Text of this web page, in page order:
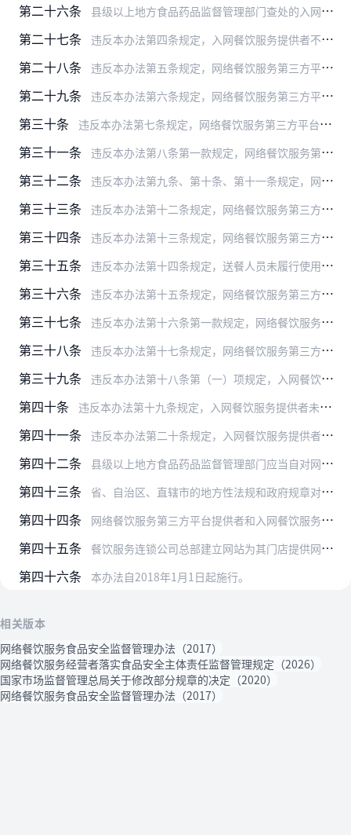
第二十六条 县级以上地方食品药品监督管理部门查处的入网餐饮服务提供者有严重违法行为的，应当通知网络餐饮服务第三方平台提供者，要求其立即停止对入网餐饮服务提供者提供网络交易平…
第二十七条 违反本办法第四条规定，入网餐饮服务提供者不具备实体经营门店，未依法取得食品经营许可证的，由县级以上地方食品药品监督管理部门依照食品安全法第一百二十二条的规定处罚…
第二十八条 违反本办法第五条规定，网络餐饮服务第三方平台提供者以及分支机构或者自建网站餐饮服务提供者未履行相应备案义务的，由县级以上地方食品药品监督管理部门责令改正，给予警…
第二十九条 违反本办法第六条规定，网络餐饮服务第三方平台提供者未按要求建立、执行并公开相关制度的，由县级以上地方食品药品监督管理部门责令改正，给予警告；拒不改正的，处500…
第三十条 违反本办法第七条规定，网络餐饮服务第三方平台提供者未设置专门的食品安全管理机构，配备专职食品安全管理人员，或者未按要求对食品安全管理人员进行培训、考核并保存记录…
第三十一条 违反本办法第八条第一款规定，网络餐饮服务第三方平台提供者未对入网餐饮服务提供者的食品经营许可证进行审查，未登记入网餐饮服务提供者的名称、地址、法定代表人或者负责…
第三十二条 违反本办法第九条、第十条、第十一条规定，网络餐饮服务第三方平台提供者和入网餐饮服务提供者未按要求进行信息公示和更新的，由县级以上地方食品药品监督管理部门责令改正…
第三十三条 违反本办法第十二条规定，网络餐饮服务第三方平台提供者提供的食品配送容器、餐具和包装材料不符合规定的，由县级以上地方食品药品监督管理部门按照食品安全法第一百三十二…
第三十四条 违反本办法第十三条规定，网络餐饮服务第三方平台提供者和入网餐饮服务提供者未对送餐人员进行食品安全培训和管理，或者送餐单位未对送餐人员进行食品安全培训和管理，或者…
第三十五条 违反本办法第十四条规定，送餐人员未履行使用安全、无害的配送容器等义务的，由县级以上地方食品药品监督管理部门对送餐人员所在单位按照食品安全法第一百三十二条的规定处…
第三十六条 违反本办法第十五条规定，网络餐饮服务第三方平台提供者和自建网站餐饮服务提供者未按要求记录、保存网络订餐信息的，由县级以上地方食品药品监督管理部门责令改正，给予警…
第三十七条 违反本办法第十六条第一款规定，网络餐饮服务第三方平台提供者未对入网餐饮服务提供者的经营行为进行抽查和监测的，由县级以上地方食品药品监督管理部门责令改正，给予警告…
第三十八条 违反本办法第十七条规定，网络餐饮服务第三方平台提供者未按要求建立消费者投诉举报处理制度，公开投诉举报方式，或者未对涉及消费者食品安全的投诉举报及时进行处理的，由…
第三十九条 违反本办法第十八条第（一）项规定，入网餐饮服务提供者未履行制定实施原料控制要求等义务的，由县级以上地方食品药品监督管理部门依照食品安全法第一百二十六条第一款的规…
第四十条 违反本办法第十九条规定，入网餐饮服务提供者未履行相应的包装义务的，由县级以上地方食品药品监督管理部门责令改正，给予警告；拒不改正的，处5000元以上3万元以下罚…
第四十一条 违反本办法第二十条规定，入网餐饮服务提供者配送有保鲜、保温、冷藏或者冷冻等特殊要求食品，未采取能保证食品安全的保存、配送措施的，由县级以上地方食品药品监督管理部…
第四十二条 县级以上地方食品药品监督管理部门应当自对网络餐饮服务第三方平台提供者和入网餐饮服务提供者违法行为作出处罚决定之日起20个工作日内在网上公开行政处罚决定书。
第四十三条 省、自治区、直辖市的地方性法规和政府规章对小餐饮网络经营作出规定的，按照其规定执行。
第四十四条 网络餐饮服务第三方平台提供者和入网餐饮服务提供者违反食品安全法规定，构成犯罪的，依法追究刑事责任。
第四十五条 餐饮服务连锁公司总部建立网站为其门店提供网络交易服务的，参照本办法关于网络餐饮服务第三方平台提供者的规定执行。
第四十六条 本办法自2018年1月1日起施行。
相关版本
网络餐饮服务食品安全监督管理办法（2017）
网络餐饮服务经营者落实食品安全主体责任监督管理规定（2026）
国家市场监督管理总局关于修改部分规章的决定（2020）
网络餐饮服务食品安全监督管理办法（2017）